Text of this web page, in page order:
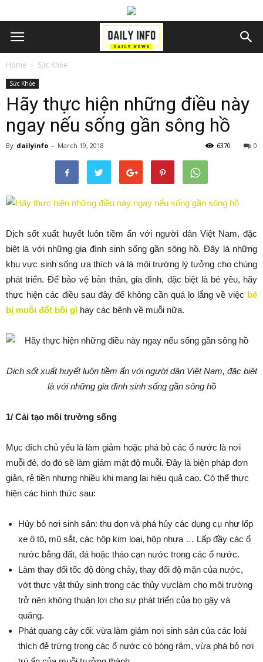
Home Sức Khỏe
Sức Khỏe
Hãy thực hiện những điều này
ngay nếu sống gần sông hồ
By dailyinfo - March 19, 2018 0
6370
Dịch sốt xuất huyết luôn tiềm ẩn với người dân Việt Nam, đặc
biệt là với những gia đình sinh sống gần sông hồ. Đây là những
khu vực sinh sống ưa thích và là môi trường lý tưởng cho chúng
phát triển. Để bảo vệ bản thân, gia đình, đặc biệt là bé yêu, hãy
thực hiện các điều sau đây để không cần quá lo lắng về việc bé
bị muỗi đốt bôi gì hay các bệnh về muỗi nữa.
Dịch sốt xuất huyết luôn tiềm ẩn với người dân Việt Nam, đặc biệt
là với những gia đình sinh sống gần sông hồ
1/ Cải tạo môi trường sống
Mục đích chủ yếu là làm giảm hoặc phá bỏ các ổ nước là nơi
muỗi đẻ, do đó sẽ làm giảm mật độ muỗi. Đây là biện pháp đơn
giản, rẻ tiền nhưng nhiều khi mang lại hiệu quả cao. Có thể thực
hiện các hình thức sau:
Hủy bỏ nơi sinh sản: thu dọn và phá hủy các dụng cụ như lốp
xe ô tô, mũ sắt, các hộp kim loại, hộp nhựa … Lấp đầy các ổ
nước bằng đất, đá hoặc tháo cạn nước trong các ổ nước.
Làm thay đổi tốc độ dòng chảy, thay đổi độ mặn của nước,
vớt thực vật thủy sinh trong các thủy vựclàm cho môi trường
trở nên không thuận lợi cho sự phát triển của bọ gậy và
quăng.
Phát quang cây cối: vừa làm giảm nơi sinh sản của các loài
thích đẻ trứng trong các ổ nước có bóng râm, vừa phá bỏ nơi